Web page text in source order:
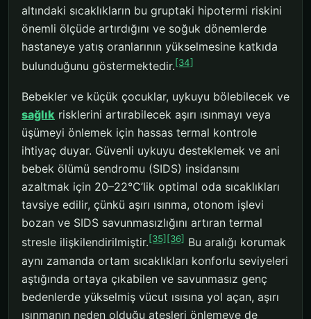
altındaki sıcaklıkların bu gruptaki hipotermi riskini
önemli ölçüde artırdığını ve soğuk dönemlerde
hastaneye yatış oranlarının yükselmesine katkıda
bulunduğunu göstermektedir.[34]
Bebekler ve küçük çocuklar, uykuyu bölebilecek ve
sağlık risklerini artırabilecek aşırı ısınmayı veya
üşümeyi önlemek için hassas termal kontrole
ihtiyaç duyar. Güvenli uykuyu desteklemek ve ani
bebek ölümü sendromu (SIDS) insidansını
azaltmak için 20–22°C’lik optimal oda sıcaklıkları
tavsiye edilir, çünkü aşırı ısınma, otonom işlevi
bozan ve SIDS savunmasızlığını artıran termal
stresle ilişkilendirilmiştir.[35] [36] Bu aralığı korumak
aynı zamanda ortam sıcaklıkları konforlu seviyeleri
aştığında ortaya çıkabilen ve savunmasız genç
bedenlerde yükselmiş vücut ısısına yol açan, aşırı
ısınmanın neden olduğu ateşleri önlemeye de